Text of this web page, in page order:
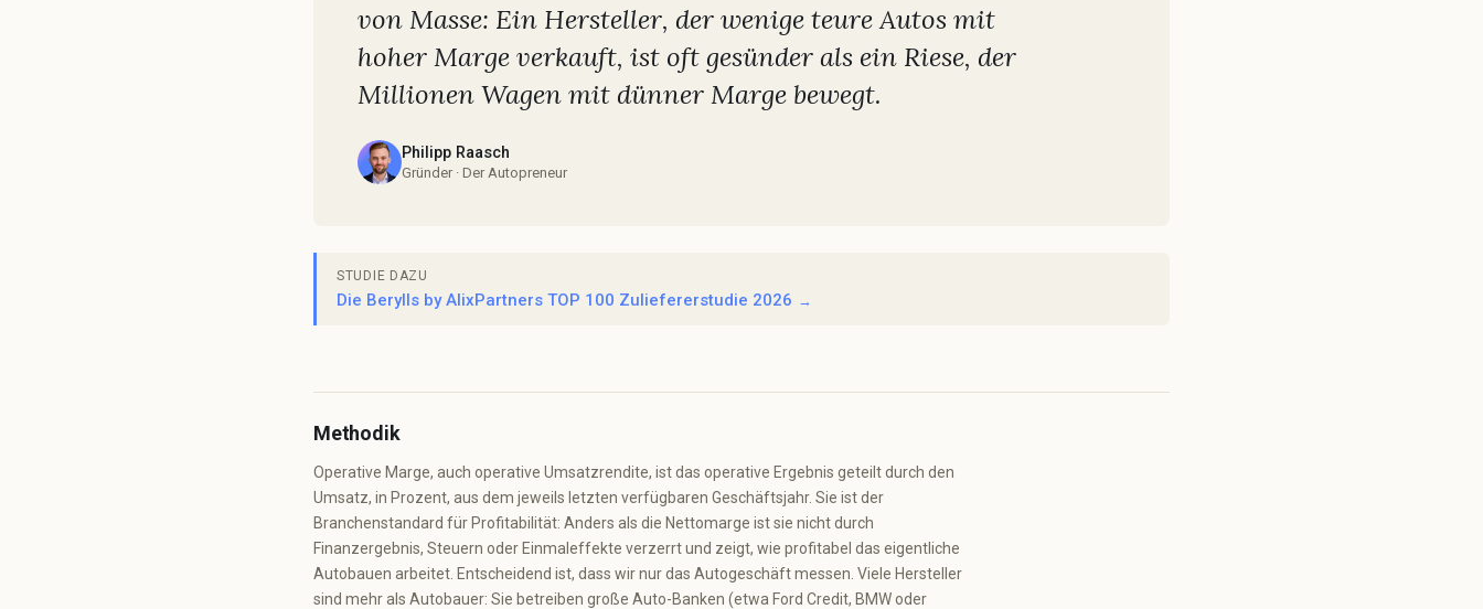
von Masse: Ein Hersteller, der wenige teure Autos mit
hoher Marge verkauft, ist oft gesünder als ein Riese, der
Millionen Wagen mit dünner Marge bewegt.
Philipp Raasch
Gründer · Der Autopreneur
STUDIE DAZU
Die Berylls by AlixPartners TOP 100 Zuliefererstudie 2026 →
Methodik
Operative Marge, auch operative Umsatzrendite, ist das operative Ergebnis geteilt durch den
Umsatz, in Prozent, aus dem jeweils letzten verfügbaren Geschäftsjahr. Sie ist der
Branchenstandard für Profitabilität: Anders als die Nettomarge ist sie nicht durch
Finanzergebnis, Steuern oder Einmaleffekte verzerrt und zeigt, wie profitabel das eigentliche
Autobauen arbeitet. Entscheidend ist, dass wir nur das Autogeschäft messen. Viele Hersteller
sind mehr als Autobauer: Sie betreiben große Auto-Banken (etwa Ford Credit, BMW oder